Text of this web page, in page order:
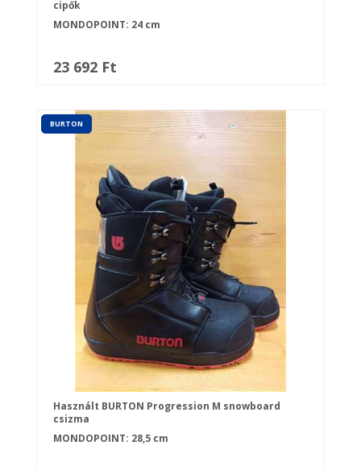
cipők
MONDOPOINT: 24 cm
23 692 Ft
BURTON
Használt BURTON Progression M snowboard
csizma
MONDOPOINT: 28,5 cm